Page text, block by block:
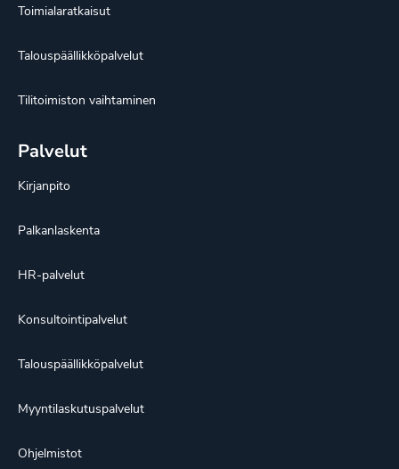
Toimialaratkaisut
Talouspäällikköpalvelut
Tilitoimiston vaihtaminen
Palvelut
Kirjanpito
Palkanlaskenta
HR-palvelut
Konsultointipalvelut
Talouspäällikköpalvelut
Myyntilaskutuspalvelut
Ohjelmistot